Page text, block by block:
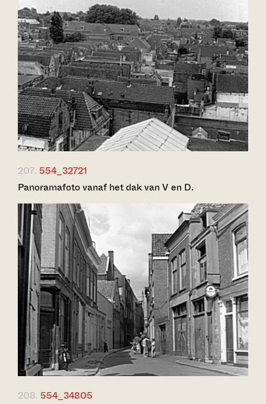
207. 554_32721
Panoramafoto vanaf het dak van V en D.
208. 554_34805